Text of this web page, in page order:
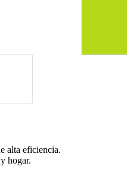
alta eficiencia.
hogar.